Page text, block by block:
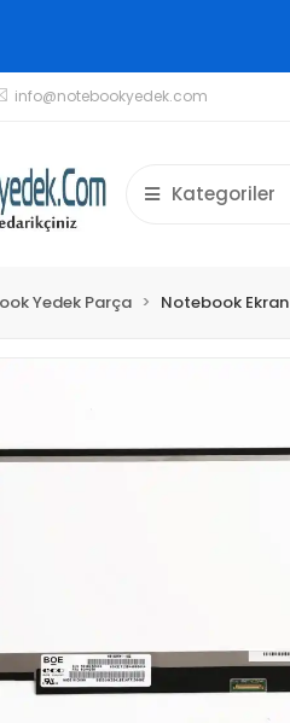
info@notebookyedek.com
Kategoriler
Yedek Parça Notebook Ekran